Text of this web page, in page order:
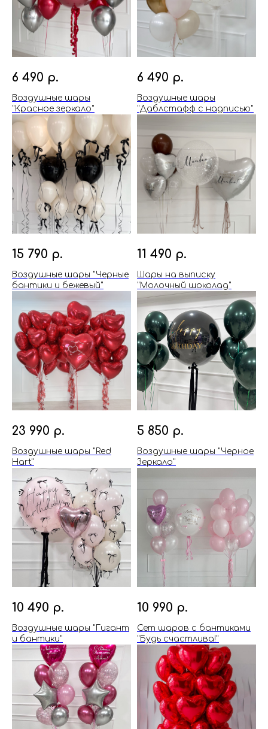
6 490 р.
Воздушные шары
"Красное зеркало"
6 490 р.
Воздушные шары
"Даблстафф с надписью"
15 790 р.
Воздушные шары "Черные
бантики и бежевый"
11 490 р.
Шары на выписку
"Молочный шоколад"
23 990 р.
Воздушные шары "Red
Hart"
5 850 р.
Воздушные шары "Черное
Зеркало"
10 490 р.
Воздушные шары "Гигант
и бантики"
10 990 р.
Сет шаров с бантиками
"Будь счастлива!"